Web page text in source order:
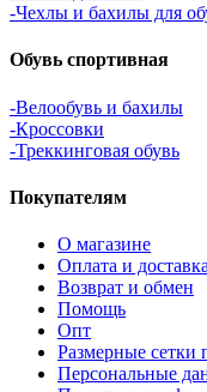
-Чехлы и бахилы для
Обувь спортивная
-Велообувь и бахилы
-Кроссовки
-Треккинговая обувь
Покупателям
О магазине
Оплата и доставка
Возврат и обмен
Помощь
Опт
Размерные сетки
Персональные